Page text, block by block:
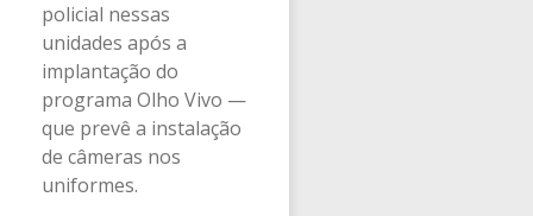
policial nessas
unidades após a
implantação do
programa Olho Vivo —
que prevê a instalação
de câmeras nos
uniformes.